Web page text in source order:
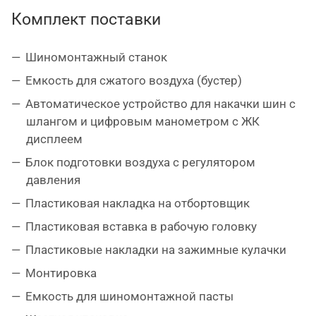
автоматическое устройство подкачки шин на
в конструкции предусмотрена емкость для
сжатого воздуха (бустер) для быстрой посадки
приобретение пистолета для взрывной
начкачки IT-GUN (опция);
двухпозиционным штоком и управлением на
рукоятке (аналог E
отрыва борта шины от диска легким и
эффективным;
в комплекте пластиковые накладки на
отбортовщик для защиты дисков;
возможность дооснащения вспомогательным
Комплект поставки
Шиномонтажный станок
Емкость для сжатого воздуха (бустер)
Автоматическое устройство для накачки шин с
шлангом и цифровым манометром с ЖК
дисплеем
Блок подготовки воздуха с регулятором
давления
Пластиковая накладка на отбортовщик
Пластиковая вставка в рабочую головку
Пластиковые накладки на зажимные кулачки
Монтировка
Емкость для шиномонтажной пасты